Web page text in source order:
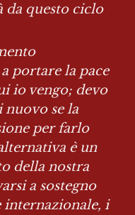
da questo ciclo
portare la pace
io vengo; devo
nuovo se la
per farlo
è un
della nostra
a sostegno
internazionale, i